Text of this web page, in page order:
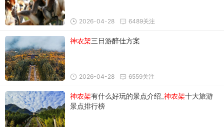
6489关注
2026-04-28
神农架三日游醉佳方案
6559关注
2026-04-28
神农架有什么好玩的景点介绍_ 神农架十大旅游
景点排行榜